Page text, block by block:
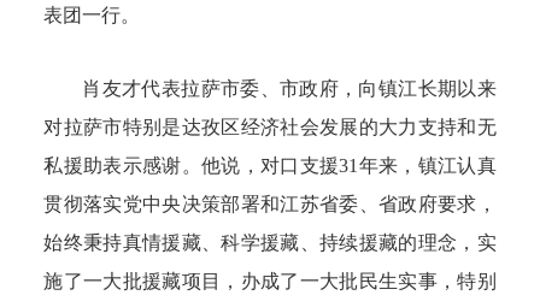
表团一行。
肖友才代表拉萨市委、市政府，向镇江长期以来
对拉萨市特别是达孜区经济社会发展的大力支持和无
私援助表示感谢。他说，对口支援31年来，镇江认真
贯彻落实党中央决策部署和江苏省委、省政府要求，
始终秉持真情援藏、科学援藏、持续援藏的理念，实
施了一大批援藏项目，办成了一大批民生实事，特别